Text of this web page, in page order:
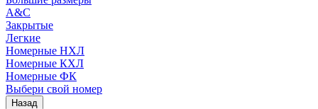
A&C
Закрытые
Легкие
Номерные НХЛ
Номерные КХЛ
Номерные ФК
Выбери свой номер
Назад